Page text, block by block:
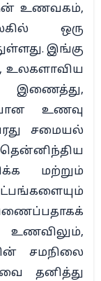
உணவகம்,
ஒரு
இங்கு
உலகளாவிய
இணைத்து,
உணவு
சமையல்
மற்றும்
உணவிலும்,
சமநிலை
தனித்து